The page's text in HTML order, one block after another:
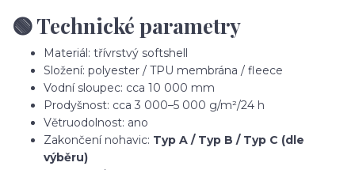
🟢 Technické parametry
Materiál: třívrstvý softshell
Složení: polyester / TPU membrána / fleece
Vodní sloupec: cca 10 000 mm
Prodyšnost: cca 3 000–5 000 g/m²/24 h
Větruodolnost: ano
Zakončení nohavic: Typ A / Typ B / Typ C (dle
výběru)